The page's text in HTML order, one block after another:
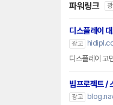
파워링크
디스플레이
광고
디스플레이 고
빔프로젝트 /
광고